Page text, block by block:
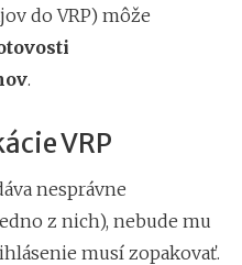
do VRP) môže
.
VRP
nesprávne
z nich), nebude mu
musí zopakovať.